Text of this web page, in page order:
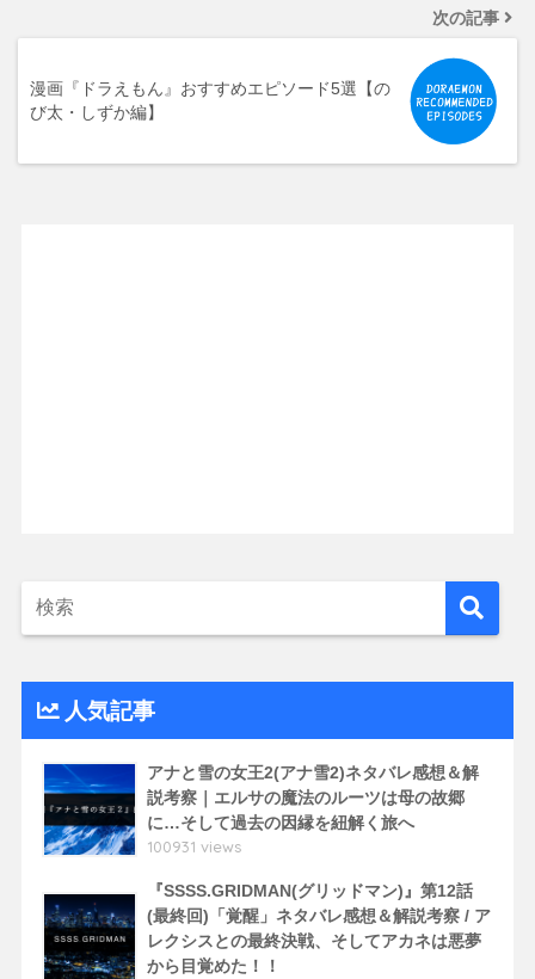
次の記事
漫画『ドラえもん』おすすめエピソード5選【の
び太・しずか編】
人気記事
アナと雪の女王2(アナ雪2)ネタバレ感想＆解
説考察｜エルサの魔法のルーツは母の故郷
に…そして過去の因縁を紐解く旅へ
100931 views
『SSSS.GRIDMAN(グリッドマン)』第12話
(最終回)「覚醒」ネタバレ感想＆解説考察 / ア
レクシスとの最終決戦、そしてアカネは悪夢
から目覚めた！！